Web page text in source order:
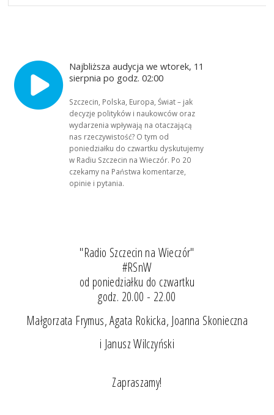
Najbliższa audycja we wtorek, 11
sierpnia po godz. 02:00
Szczecin, Polska, Europa, Świat – jak
decyzje polityków i naukowców oraz
wydarzenia wpływają na otaczającą
nas rzeczywistość? O tym od
poniedziałku do czwartku dyskutujemy
w Radiu Szczecin na Wieczór. Po 20
czekamy na Państwa komentarze,
opinie i pytania.
"Radio Szczecin na Wieczór"
#RSnW
od poniedziałku do czwartku
godz. 20.00 - 22.00
Małgorzata Frymus, Agata Rokicka, Joanna Skonieczna
i Janusz Wilczyński
Zapraszamy!